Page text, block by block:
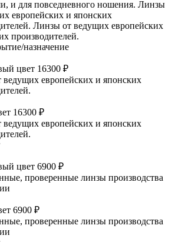
и для повседневного ношения. Линзы
европейских и японских
Линзы от ведущих европейских
производителей.
назначение
цвет 16300 ₽
европейских и японских
16300 ₽
европейских и японских
цвет 6900 ₽
проверенные линзы производства
6900 ₽
проверенные линзы производства